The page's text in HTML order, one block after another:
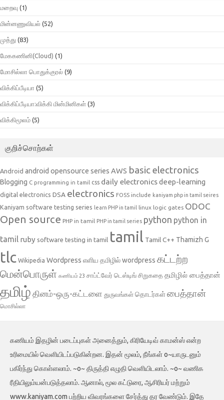
மறைவு (1)
மின்னணுவியல் (52)
முத்து (83)
மேககணினி(Cloud) (1)
மோசில்லா பொதுக்குரல் (9)
விக்கிப்பீடியா (5)
விக்கிப்பீடியா:விக்கி மின்மினிகள் (3)
விக்கிமூலம் (5)
குறிச்சொற்கள்
Android android opensource series AWS basic electronics
Blogging C programming in tamil css daily electronicsdeep-learning
digital electronics DSA electronics FOSS include kaniyam php in tamil seires
Kaniyam software testing series learn PHP in tamil linux logic gates ODOC
Open source PHP in tamil PHP in tamil series python python in
tamil ruby software testing in tamil tamil Tamil C++ Thamizh G
tlc Wikipedia Wordpress எளிய தமிழில் wordpress கட்டற்ற
மென்பொருள் கணியம் 23 சாப்ட்வேர் டெஸ்டிங் சிறுகதை தமிழில் பைத்தான்
தமிழ் தினம்-ஒரு-கட்டளை துருவங்கள் தொடர்கள்பைத்தான்
மொசில்லா
கணியம் இதழின் படைப்புகள் அனைத்தும், கிரியேடிவ் காமன்ஸ் என்ற
உரிமையில் வெளியிடப்படுகின்றன. இதன் மூலம், நீங்கள் o~யாருடனும்
பகிர்ந்து கொள்ளலாம். ~o~ திருத்தி எழுதி வெளியிடலாம். ~o~ வணிக
ரீதியிலும்யன்படுத்தலாம். ஆனால், மூல கட்டுரை, ஆசிரியர் மற்றும்
www.kaniyam.com பற்றிய விவரங்களை சேர்த்து தர வேண்டும். இதே